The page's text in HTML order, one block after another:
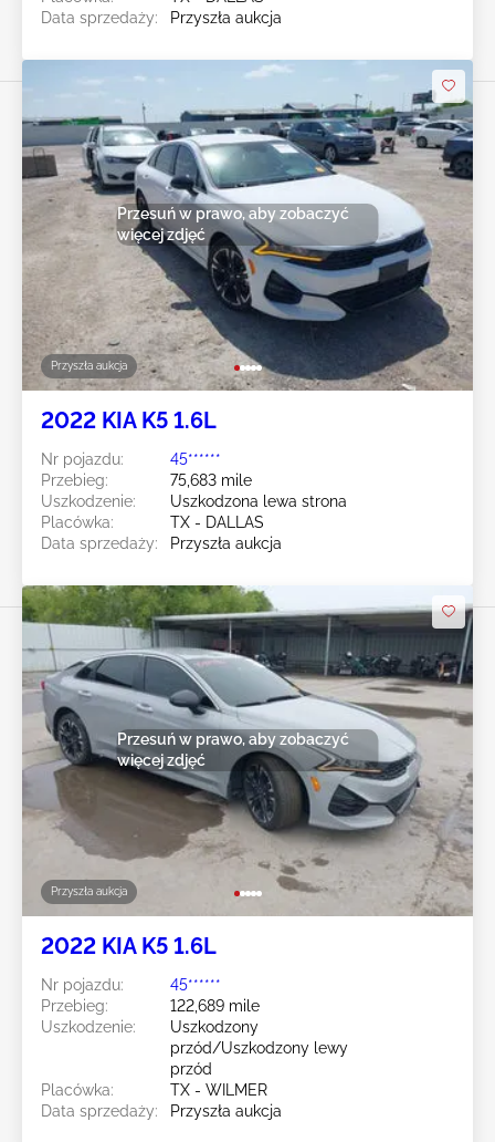
Data sprzedaży:
Przyszła aukcja
Przyszła aukcja
Przesuń w prawo, aby zobaczyć
więcej zdjęć
2022 KIA K5 1.6L
Nr pojazdu:
45******
Przebieg:
75,683 mile
Uszkodzenie:
Uszkodzona lewa strona
Placówka:
TX - DALLAS
Data sprzedaży:
Przyszła aukcja
Przyszła aukcja
Przesuń w prawo, aby zobaczyć
więcej zdjęć
2022 KIA K5 1.6L
Nr pojazdu:
45******
Przebieg:
122,689 mile
Uszkodzenie:
Uszkodzony
przód/Uszkodzony lewy
przód
Placówka:
TX - WILMER
Data sprzedaży:
Przyszła aukcja